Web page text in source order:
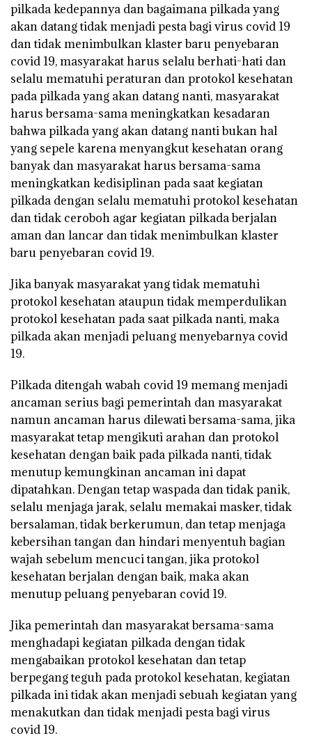
pilkada kedepannya dan bagaimana pilkada yang
akan datang tidak menjadi pesta bagi virus covid 19
dan tidak menimbulkan klaster baru penyebaran
covid 19, masyarakat harus selalu berhati-hati dan
selalu mematuhi peraturan dan protokol kesehatan
pada pilkada yang akan datang nanti, masyarakat
harus bersama-sama meningkatkan kesadaran
bahwa pilkada yang akan datang nanti bukan hal
yang sepele karena menyangkut kesehatan orang
banyak dan masyarakat harus bersama-sama
meningkatkan kedisiplinan pada saat kegiatan
pilkada dengan selalu mematuhi protokol kesehatan
dan tidak ceroboh agar kegiatan pilkada berjalan
aman dan lancar dan tidak menimbulkan klaster
baru penyebaran covid 19.
Jika banyak masyarakat yang tidak mematuhi
protokol kesehatan ataupun tidak memperdulikan
protokol kesehatan pada saat pilkada nanti, maka
pilkada akan menjadi peluang menyebarnya covid
19.
Pilkada ditengah wabah covid 19 memang menjadi
ancaman serius bagi pemerintah dan masyarakat
namun ancaman harus dilewati bersama-sama, jika
masyarakat tetap mengikuti arahan dan protokol
kesehatan dengan baik pada pilkada nanti, tidak
menutup kemungkinan ancaman ini dapat
dipatahkan. Dengan tetap waspada dan tidak panik,
selalu menjaga jarak, selalu memakai masker, tidak
bersalaman, tidak berkerumun, dan tetap menjaga
kebersihan tangan dan hindari menyentuh bagian
wajah sebelum mencuci tangan, jika protokol
kesehatan berjalan dengan baik, maka akan
menutup peluang penyebaran covid 19.
Jika pemerintah dan masyarakat bersama-sama
menghadapi kegiatan pilkada dengan tidak
mengabaikan protokol kesehatan dan tetap
berpegang teguh pada protokol kesehatan, kegiatan
pilkada ini tidak akan menjadi sebuah kegiatan yang
menakutkan dan tidak menjadi pesta bagi virus
covid 19.